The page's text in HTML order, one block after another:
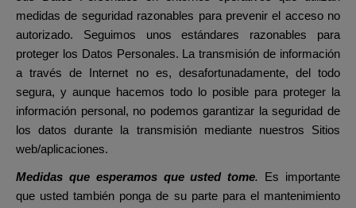
medidas de seguridad razonables para prevenir el acceso no
autorizado. Seguimos unos estándares razonables para
proteger los Datos Personales. La transmisión de información
a través de Internet no es, desafortunadamente, del todo
segura, y aunque hacemos todo lo posible para proteger la
información personal, no podemos garantizar la seguridad de
los datos durante la transmisión mediante nuestros Sitios
web/aplicaciones.
Medidas que esperamos que usted tome.
Es importante
que usted también ponga de su parte para el mantenimiento